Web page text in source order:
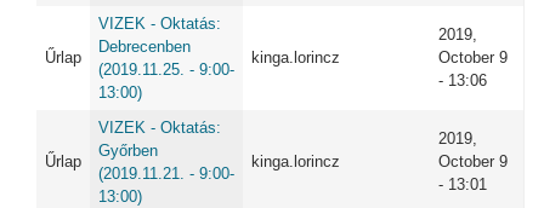
Űrlap
VIZEK - Oktatás:
Debrecenben
(2019.11.25. - 9:00-
13:00)
kinga.lorincz
2019,
October 9
- 13:06
Űrlap
VIZEK - Oktatás:
Győrben
(2019.11.21. - 9:00-
13:00)
kinga.lorincz
2019,
October 9
- 13:01